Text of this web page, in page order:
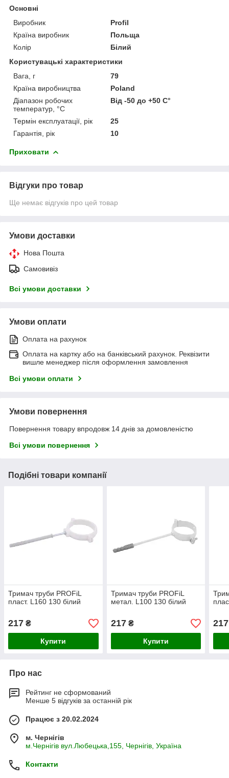
Основні
Виробник
Profil
Країна виробник
Польща
Колір
Білий
Користувацькі характеристики
Вага, г
79
Країна виробництва
Poland
Діапазон робочих
температур, °С
Від -50 до +50 С°
Термін експлуатації, рік
25
Гарантія, рік
10
Приховати
Відгуки про товар
Ще немає відгуків про цей товар
Умови доставки
Нова Пошта
Самовивіз
Всі умови доставки
Умови оплати
Оплата на рахунок
Оплата на картку або на банківський рахунок. Реквізити
вишле менеджер після оформлення замовлення
Всі умови оплати
Умови повернення
Повернення товару впродовж 14 днів за домовленістю
Всі умови повернення
Подібні товари компанії
Тримач труби PROFiL
пласт. L160 130 білий
217 ₴
Купити
Тримач труби PROFiL
метал. L100 130 білий
217₴
Купити
217
Про нас
Рейтинг не сформований
Менше 5 відгуків за останній рік
Працює з 20.02.2024
м. Чернігів
м.Чернігів вул.Любецька,155, Чернігів, Україна
Контакти